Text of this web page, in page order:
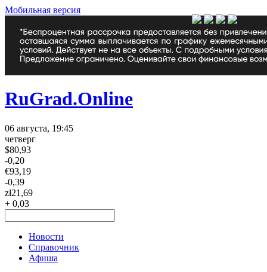
Мобильная версия
RuGrad.Online
06 августа, 19:45
четверг
$80,93
-0,20
€93,19
-0,39
zł21,69
+ 0,03
Новости
Справочник
Афиша